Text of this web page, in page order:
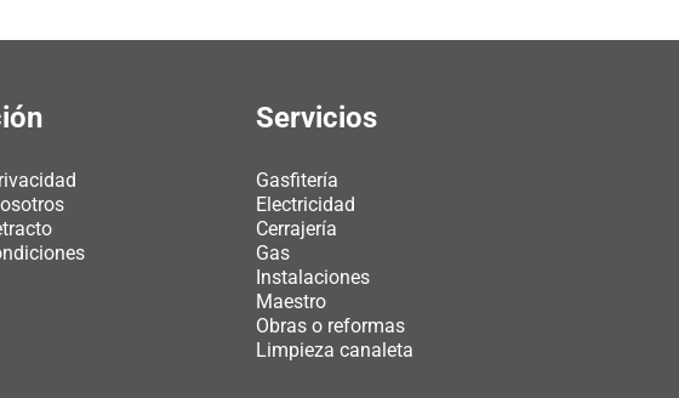
Servicios
Gasfitería
Electricidad
Cerrajería
Gas
Instalaciones
Maestro
Obras o reformas
Limpieza canaleta